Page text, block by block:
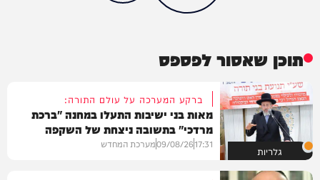
תוכן שאסור לפספס
גלריות
ברקע המערכה על עולם התורה:
מאות בני ישיבות התעלו במחנה "ברכת
מרדכי" בתשובה ניצחת של השקפה
בהירה
17:31
09/08/26מערכת המחדש